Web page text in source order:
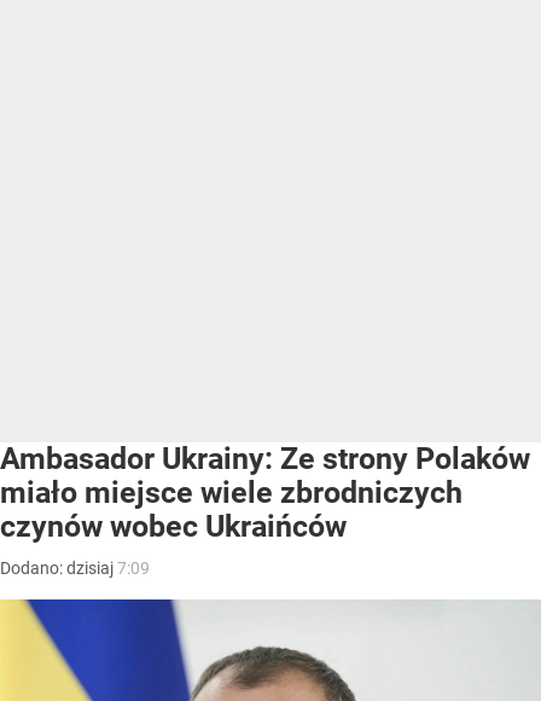
Ambasador Ukrainy: Ze strony Polaków
miało miejsce wiele zbrodniczych
czynów wobec Ukraińców
Dodano:dzisiaj7:09